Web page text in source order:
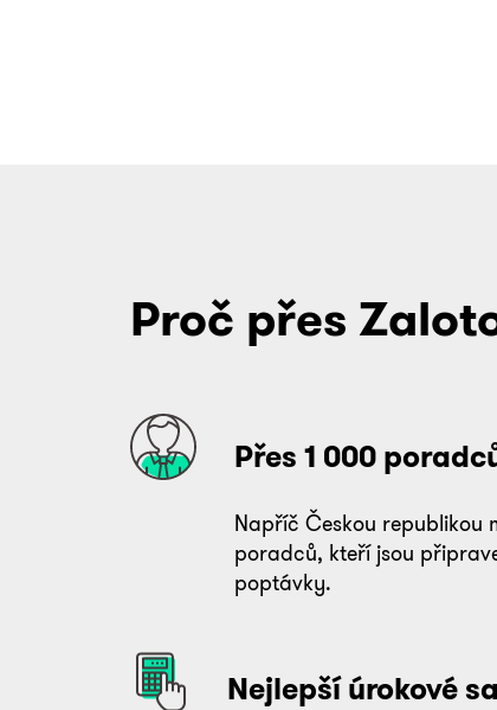
Proč přes
Přes 1 000
Napříč Českou republikou
poradců, kteří jsou
poptávky.
Nejlepší úrokové